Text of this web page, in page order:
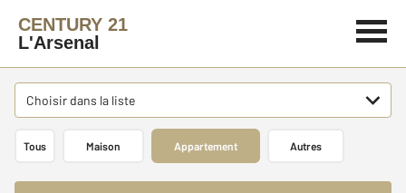
CENTURY 21
L'Arsenal
Choisir dans la liste
Tous Maison Appartement Autres